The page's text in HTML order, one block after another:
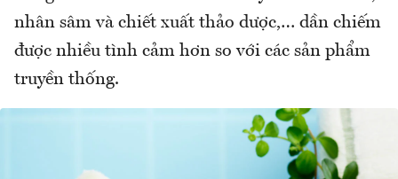
nhân sâm và chiết xuất thảo dược,… dần chiếm
được nhiều tình cảm hơn so với các sản phẩm
truyền thống.